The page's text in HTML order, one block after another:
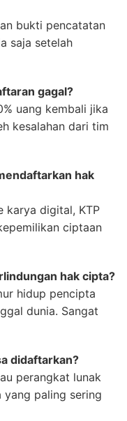
bukti pencatatan
saja setelah
gagal?
uang kembali jika
kesalahan dari tim
hak
karya digital, KTP
ciptaan
hak cipta?
hidup pencipta
dunia. Sangat
didaftarkan?
perangkat lunak
paling sering